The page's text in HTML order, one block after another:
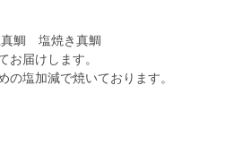
真鯛 塩焼き真鯛
届けします。
塩加減で焼いております。